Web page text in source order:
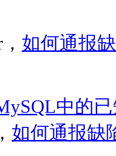
如何通报
中的
如何通报缺